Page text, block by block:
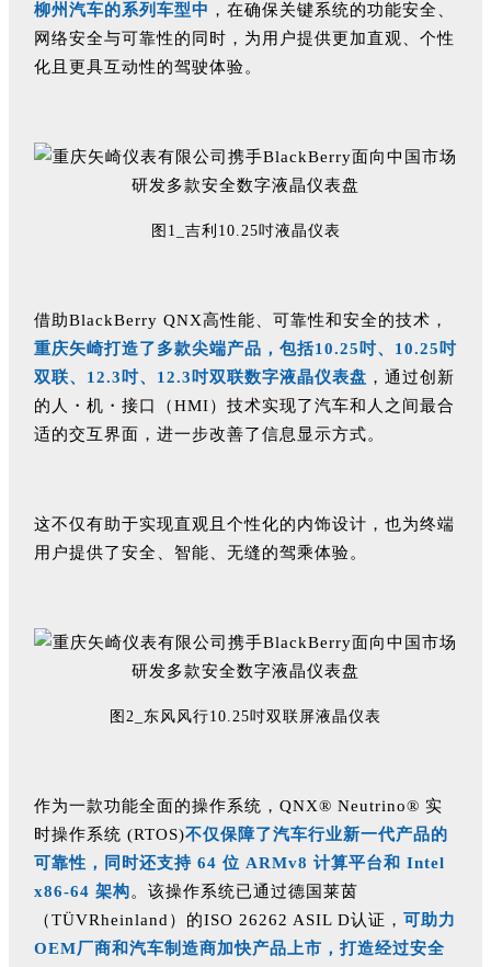
柳州汽车的系列车型中 ，在确保关键系统的功能安全、
网络安全与可靠性的同时，为用户提供更加直观、个性
化且更具互动性的驾驶体验。
图1_吉利10.25吋液晶仪表
借助BlackBerry QNX高性能、可靠性和安全的技术，
重庆矢崎打造了多款尖端产品，包括10.25吋、10.25吋
双联、12.3吋、12.3吋双联数字液晶仪表盘 ，通过创新
的人・机・接口（HMI）技术实现了汽车和人之间最合
适的交互界面，进一步改善了信息显示方式。
这不仅有助于实现直观且个性化的内饰设计，也为终端
用户提供了安全、智能、无缝的驾乘体验。
图2_东风风行10.25吋双联屏液晶仪表
作为一款功能全面的操作系统，QNX® Neutrino® 实
时操作系统 (RTOS)不仅保障了汽车行业新一代产品的
可靠性，同时还支持 64 位 ARMv8 计算平台和 Intel
x86-64 架构。该操作系统已通过德国莱茵
（TÜVRheinland）的ISO 26262 ASIL D认证， 可助力
OEM厂商和汽车制造商加快产品上市，打造经过安全